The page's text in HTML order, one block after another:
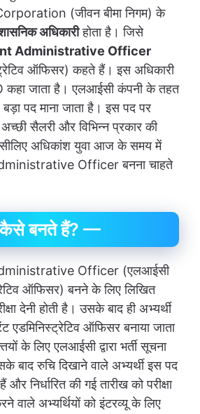
(जीवन बीमा निगम) के
अधिकारीहोता है। जिसे
Administrative Officer
ऑफिसर) कहते हैं। इस अधिकारी
कहा जाता है। एलआईसी कंपनी के तहत
पद माना जाता है। इस पद पर
अच्छी सैलरी और विभिन्न प्रकार की
अधिकांश युवा आज के समय में
Officer बनना चाहते
बनते हैं? —
Officer (एलआईसी
ऑफिसर) बनने के लिए लिखित
देनी होती है। उसके बाद ही अभ्यर्थी
ऑफिसर बनाया जाता
के लिए एलआईसी द्वारा भर्ती सूचना
बाद रुचि दिखाने वाले अभ्यर्थी इस पद
निर्धारित की गई तारीख को परीक्षा
वाले अभ्यर्थियों को इंटरव्यू के लिए